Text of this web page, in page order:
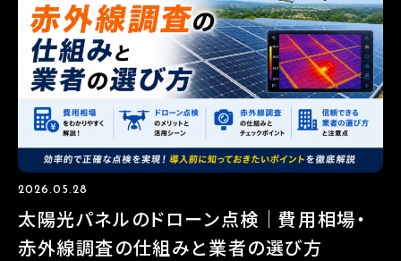
2026.05.28
太陽光パネルのドローン点検｜費用相場・
赤外線調査の仕組みと業者の選び方